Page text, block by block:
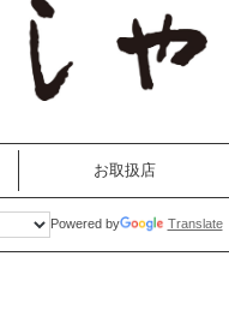
お取扱店
Powered by Translate